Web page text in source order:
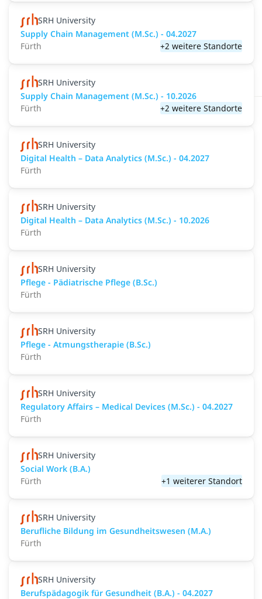
SRH University
Supply Chain Management (M.Sc.) - 04.2027
Fürth
+2 weitere Standorte
SRH University
Supply Chain Management (M.Sc.) - 10.2026
Fürth
+2 weitere Standorte
SRH University
Digital Health – Data Analytics (M.Sc.) - 04.2027
Fürth
SRH University
Digital Health – Data Analytics (M.Sc.) - 10.2026
Fürth
SRH University
Pflege - Pädiatrische Pflege (B.Sc.)
Fürth
SRH University
Pflege - Atmungstherapie (B.Sc.)
Fürth
SRH University
Regulatory Affairs – Medical Devices (M.Sc.) - 04.2027
Fürth
SRH University
Social Work (B.A.)
Fürth
+1 weiterer Standort
SRH University
Berufliche Bildung im Gesundheitswesen (M.A.)
Fürth
SRH University
Berufspädagogik für Gesundheit (B.A.) - 04.2027